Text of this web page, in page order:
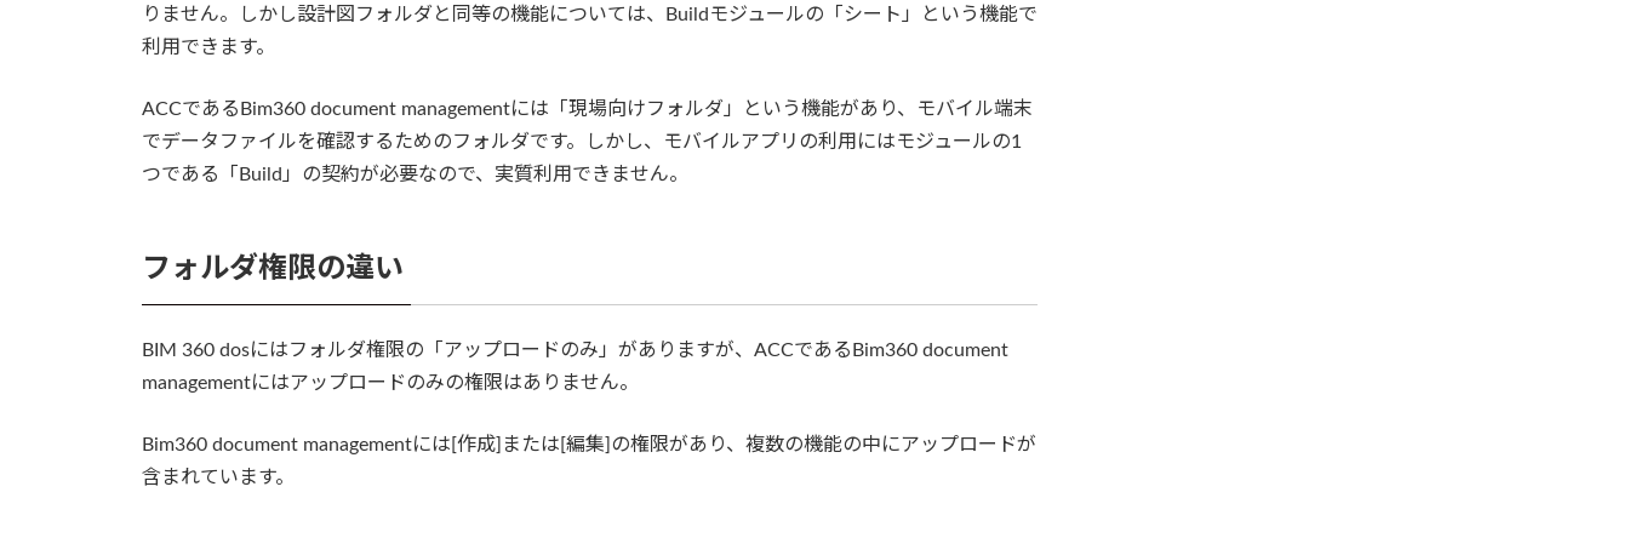
りません。しかし設計図フォルダと同等の機能については、Buildモジュールの「シート」という機能で
利用できます。
ACCであるBim360 document managementには「現場向けフォルダ」という機能があり、モバイル端末
でデータファイルを確認するためのフォルダです。しかし、モバイルアプリの利用にはモジュールの1
つである「Build」の契約が必要なので、実質利用できません。
フォルダ権限の違い
BIM 360 dosにはフォルダ権限の「アップロードのみ」がありますが、ACCであるBim360 document
managementにはアップロードのみの権限はありません。
Bim360 document managementには[作成]または[編集]の権限があり、複数の機能の中にアップロードが
含まれています。